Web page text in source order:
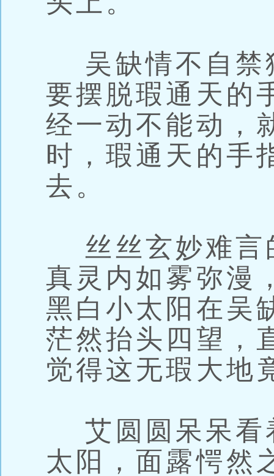
吴缺情不自禁
要摆脱瑕通天的
经一动不能动，
时，瑕通天的手
去。
丝丝玄妙难言
真灵内如雾弥漫
黑白小太阳在吴
茫然抬头四望，
觉得这无瑕大地
艾圆圆呆呆看
太阳，面露愕然